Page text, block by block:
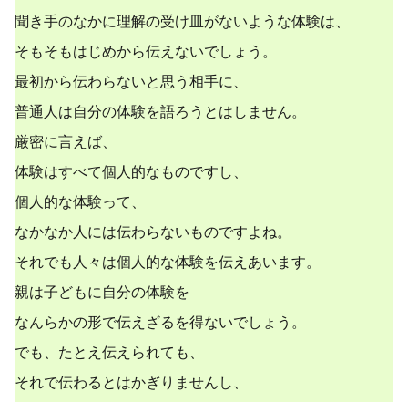
聞き手のなかに理解の受け皿がないような体験は、
そもそもはじめから伝えないでしょう。
最初から伝わらないと思う相手に、
普通人は自分の体験を語ろうとはしません。
厳密に言えば、
体験はすべて個人的なものですし、
個人的な体験って、
なかなか人には伝わらないものですよね。
それでも人々は個人的な体験を伝えあいます。
親は子どもに自分の体験を
なんらかの形で伝えざるを得ないでしょう。
でも、たとえ伝えられても、
それで伝わるとはかぎりませんし、